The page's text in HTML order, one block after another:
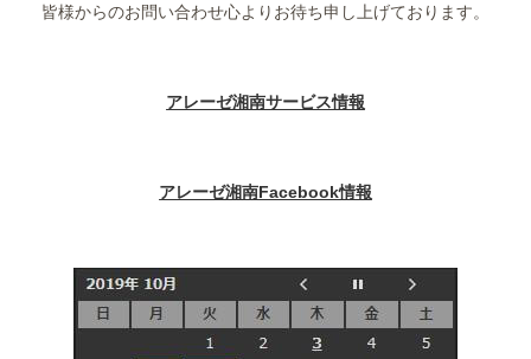
皆様からのお問い合わせ心よりお待ち申し上げております。
アレーゼ湘南サービス情報
アレーゼ湘南Facebook情報